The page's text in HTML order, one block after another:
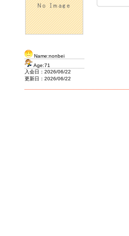
Name:nonbei
Age:71
入会日：2026/06/22
更新日：2026/06/22